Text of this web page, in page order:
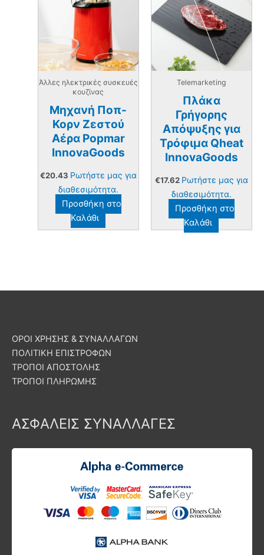
Άλλες ηλεκτρικές συσκευές
κουζίνας
Μηχανή Ποπ-
Κορν Ζεστού
Αέρα Popmar
InnovaGoods
€20.43 Ρωτήστε μας για
διαθεσιμότητα.
Προσθήκη στο
Καλάθι
Telemarketing
Πλάκα
Γρήγορης
Απόψυξης για
Τρόφιμα Qheat
InnovaGoods
€17.62 Ρωτήστε μας για
διαθεσιμότητα.
Προσθήκη στο
Καλάθι
ΟΡΟΙ ΧΡΗΣΗΣ & ΣΥΝΑΛΛΑΓΩΝ
ΠΟΛΙΤΙΚΗ ΕΠΙΣΤΡΟΦΩΝ
ΤΡΟΠΟΙ ΑΠΟΣΤΟΛΗΣ
ΤΡΟΠΟΙ ΠΛΗΡΩΜΗΣ
ΑΣΦΑΛΕΙΣ ΣΥΝΑΛΛΑΓΕΣ